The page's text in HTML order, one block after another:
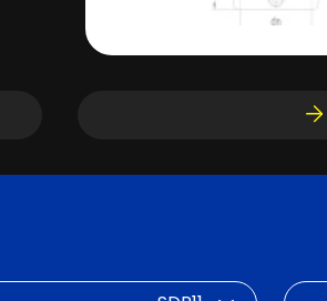
SDR